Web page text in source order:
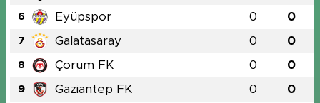
6 Eyüpspor 0 0
7 Galatasaray 0 0
8 Çorum FK 0 0
9 Gaziantep FK 0 0